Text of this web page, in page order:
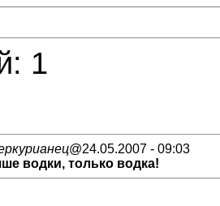
1
@24.05.2007 - 09:03
водки, только водка!